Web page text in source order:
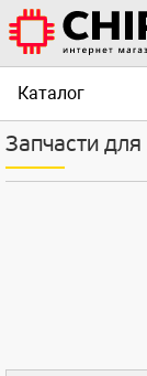
Каталог
Запчасти